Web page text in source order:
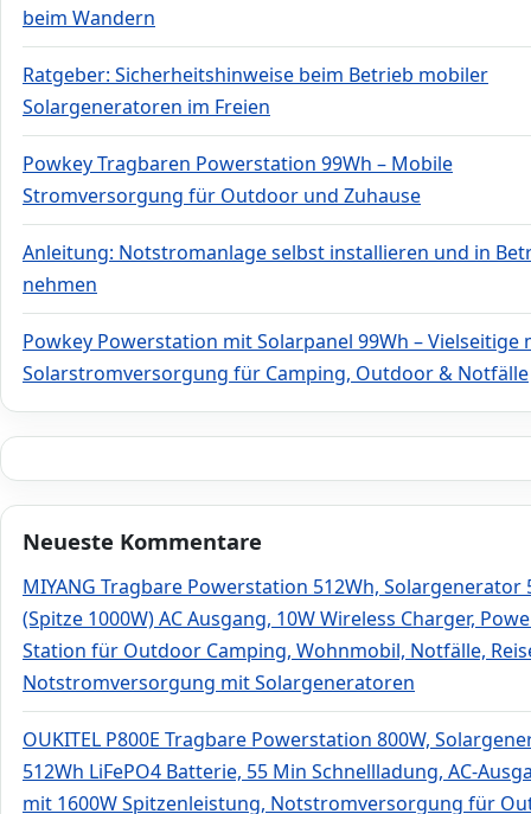
beim Wandern
Ratgeber: Sicherheitshinweise beim Betrieb mobiler
Solargeneratoren im Freien
Powkey Tragbaren Powerstation 99Wh – Mobile
Stromversorgung für Outdoor und Zuhause
Anleitung: Notstromanlage selbst installieren und in
nehmen
Powkey Powerstation mit Solarpanel 99Wh – Vielseitige
Solarstromversorgung für Camping, Outdoor & Notfälle
Neueste Kommentare
MIYANG Tragbare Powerstation 512Wh, Solargenerator
(Spitze 1000W) AC Ausgang, 10W Wireless Charger,
Station für Outdoor Camping, Wohnmobil, Notfälle,
Notstromversorgung mit Solargeneratoren
OUKITEL P800E Tragbare Powerstation 800W,
512Wh LiFePO4 Batterie, 55 Min Schnellladung, AC-
mit 1600W Spitzenleistung, Notstromversorgung für